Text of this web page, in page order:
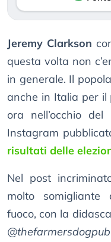
Jeremy Clarkson
questa volta non
in generale. Il
anche in Italia per il
ora nell’occhio
Instagram
risultati delle
Nel post
molto somigliante
fuoco, con la
@thefarmersdogpub